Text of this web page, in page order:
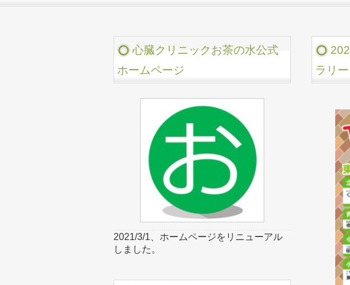
ラリ
心臓クリニックお茶の水公式
ホームページ
2021/3/1、ホームページをリニューアル
しました。